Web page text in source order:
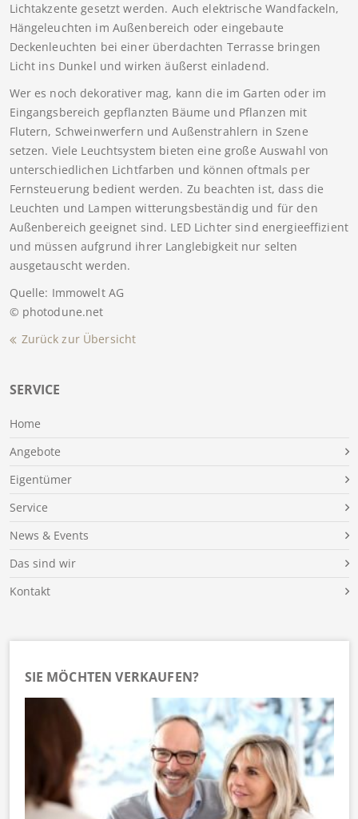
SERVICE
Home
Angebote
Eigentümer
Service
News & Events
Das sind wir
Kontakt
SIE MÖCHTEN VERKAUFEN?
Lichtakzente gesetzt werden. Auch elektrische Wandfackeln,
Hängeleuchten im Außenbereich oder eingebaute
Deckenleuchten bei einer überdachten Terrasse bringen
Licht ins Dunkel und wirken äußerst einladend.
Wer es noch dekorativer mag, kann die im Garten oder im
Eingangsbereich gepflanzten Bäume und Pflanzen mit
Flutern, Schweinwerfern und Außenstrahlern in Szene
setzen. Viele Leuchtsystem bieten eine große Auswahl von
unterschiedlichen Lichtfarben und können oftmals per
Fernsteuerung bedient werden. Zu beachten ist, dass die
Leuchten und Lampen witterungsbeständig und für den
Außenbereich geeignet sind. LED Lichter sind energieeffizient
und müssen aufgrund ihrer Langlebigkeit nur selten
ausgetauscht werden.
Quelle: Immowelt AG
© photodune.net
Zurück zur Übersicht